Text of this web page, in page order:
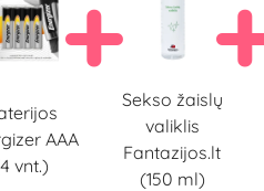
AAA
vnt.)
Sekso žaislų
valiklis
Fantazijos.lt
(150 ml)